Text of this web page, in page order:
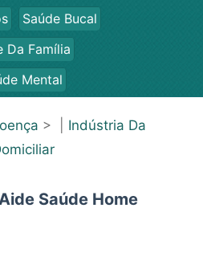
Saúde Bucal
Da Família
Mental
> | Indústria Da
Saúde Home